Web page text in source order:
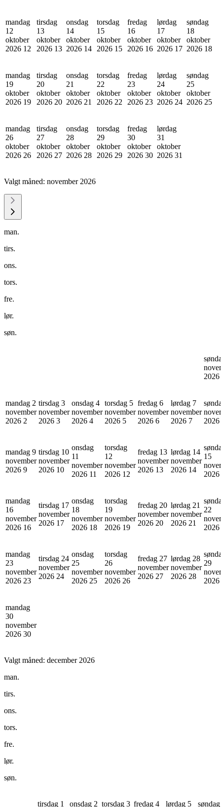
mandag
12
oktober
2026 12
tirsdag
13
oktober
2026 13
onsdag
14
oktober
2026 14
torsdag
15
oktober
2026 15
fredag
16
oktober
2026 16
lørdag
17
oktober
2026 17
søndag
18
oktober
2026 18
mandag
19
oktober
2026 19
tirsdag
20
oktober
2026 20
onsdag
21
oktober
2026 21
torsdag
22
oktober
2026 22
fredag
23
oktober
2026 23
lørdag
24
oktober
2026 24
søndag
25
oktober
2026 25
mandag
26
oktober
2026 26
tirsdag
27
oktober
2026 27
onsdag
28
oktober
2026 28
torsdag
29
oktober
2026 29
fredag
30
oktober
2026 30
lørdag
31
oktober
2026 31
Valgt måned: november 2026
man.
tirs.
ons.
tors.
fre.
lør.
søn.
2026
mandag 2
november
2026 2
tirsdag 3
november
2026 3
onsdag 4
november
2026 4
torsdag 5
november
2026 5
fredag 6
november
2026 6
lørdag 7
november
2026 7
2026
mandag 9
november
2026 9
tirsdag 10
november
2026 10
onsdag
11
november
2026 11
torsdag
12
november
2026 12
fredag 13
november
2026 13
lørdag 14
november
2026 14
15
2026
mandag
16
november
2026 16
tirsdag 17
november
2026 17
onsdag
18
november
2026 18
torsdag
19
november
2026 19
fredag 20
november
2026 20
lørdag 21
november
2026 21
22
2026
mandag
23
november
2026 23
tirsdag 24
november
2026 24
onsdag
25
november
2026 25
torsdag
26
november
2026 26
fredag 27
november
2026 27
lørdag 28
november
2026 28
29
2026
mandag
30
november
2026 30
Valgt måned: december 2026
man.
tirs.
ons.
tors.
fre.
lør.
søn.
tirsdag 1 onsdag 2 torsdag 3 fredag 4 lørdag 5